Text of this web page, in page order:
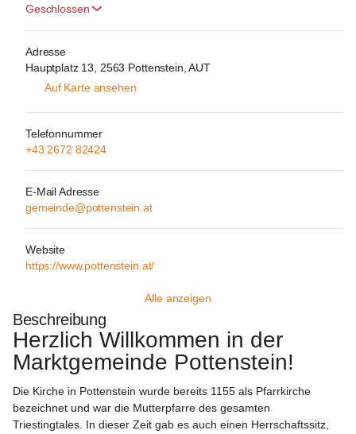
Geschlossen
Adresse
Hauptplatz 13, 2563 Pottenstein, AUT
Auf Karte ansehen
Telefonnummer
+43 2672 82424
E-Mail Adresse
gemeinde@pottenstein.at
Website
https://www.pottenstein.at/
Alle anzeigen
Beschreibung
Herzlich Willkommen in der
Marktgemeinde Pottenstein!
Die Kirche in Pottenstein wurde bereits 1155 als Pfarrkirche
bezeichnet und war die Mutterpfarre des gesamten
Triestingtales. In dieser Zeit gab es auch einen Herrschaftssitz,